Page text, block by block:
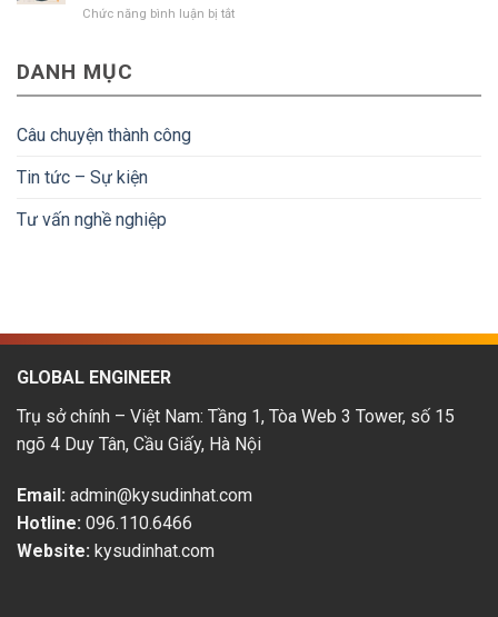
động
hoàn
CAD
Mức
Chức năng bình luận bị tắtở
DANH MỤC
Câu chuyện thành công
Tin tức – Sự kiện
Tư vấn nghề nghiệp
GLOBAL ENGINEER
Trụ sở chính – Việt Nam: Tầng 1, Tòa Web 3 Tower, số 15
ngõ 4 Duy Tân, Cầu Giấy, Hà Nội
Email: admin@kysudinhat.com
Hotline: 096.110.6466
Website: kysudinhat.com